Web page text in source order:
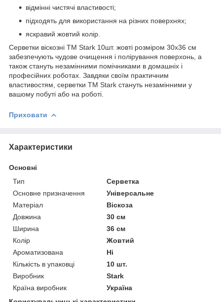
відмінні чистячі властивості;
підходять для використання на різних поверхнях;
яскравий жовтий колір.
Серветки віскозні ТМ Stark 10шт. жовті розміром 30х36 см
забезпечують чудове очищення і полірування поверхонь, а
також стануть незамінними помічниками в домашніх і
професійних роботах. Завдяки своїм практичним
властивостям, серветки ТМ Stark стануть незамінними у
вашому побуті або на роботі.
Приховати
Характеристики
Основні
Тип
Серветка
Основне призначення
Універсальне
Матеріал
Віскоза
Довжина
30 см
Ширина
36 см
Колір
Жовтий
Ароматизована
Ні
Кількість в упаковці
10 шт.
Виробник
Stark
Країна виробник
Україна